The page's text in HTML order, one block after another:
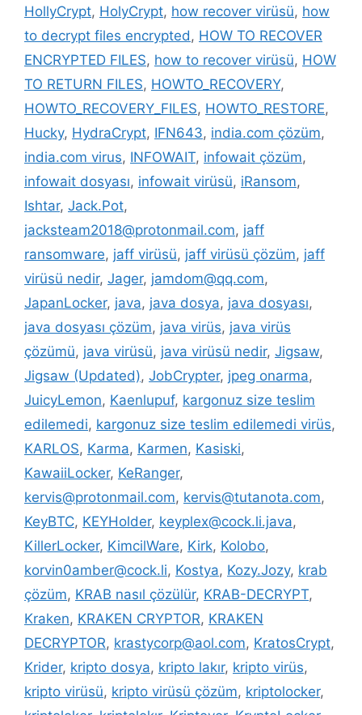
HollyCrypt, HolyCrypt, how recover virüsü, how
to decrypt files encrypted, HOW TO RECOVER
ENCRYPTED FILES, how to recover virüsü, HOW
TO RETURN FILES, HOWTO_RECOVERY,
HOWTO_RECOVERY_FILES, HOWTO_RESTORE,
Hucky, HydraCrypt, IFN643, india.com çözüm,
india.com virus, INFOWAIT, infowait çözüm,
infowait dosyası, infowait virüsü, iRansom,
Ishtar, Jack.Pot,
jacksteam2018@protonmail.com, jaff
ransomware, jaff virüsü, jaff virüsü çözüm, jaff
virüsü nedir, Jager, jamdom@qq.com,
JapanLocker, java, java dosya, java dosyası,
java dosyası çözüm, java virüs, java virüs
çözümü, java virüsü, java virüsü nedir, Jigsaw,
Jigsaw (Updated), JobCrypter, jpeg onarma,
JuicyLemon, Kaenlupuf, kargonuz size teslim
edilemedi, kargonuz size teslim edilemedi virüs,
KARLOS, Karma, Karmen, Kasiski,
KawaiiLocker, KeRanger,
kervis@protonmail.com, kervis@tutanota.com,
KeyBTC, KEYHolder, keyplex@cock.li.java,
KillerLocker, KimcilWare, Kirk, Kolobo,
korvin0amber@cock.li, Kostya, Kozy.Jozy, krab
çözüm, KRAB nasıl çözülür, KRAB-DECRYPT,
Kraken, KRAKEN CRYPTOR, KRAKEN
DECRYPTOR, krastycorp@aol.com, KratosCrypt,
Krider, kripto dosya, kripto lakır, kripto virüs,
kripto virüsü, kripto virüsü çözüm, kriptolocker,